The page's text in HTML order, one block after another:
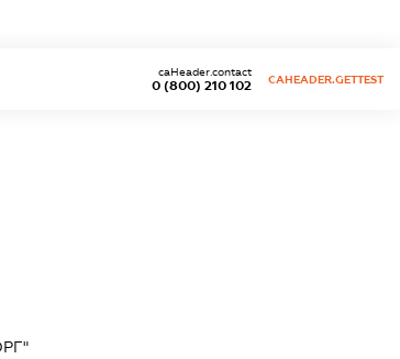
0 (800) 210 102
caHeader.contact
CAHEADER.GETTEST